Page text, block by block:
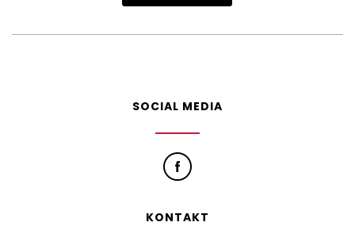
SOCIAL MEDIA
KONTAKT